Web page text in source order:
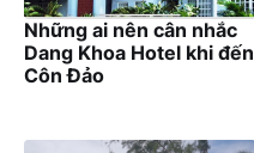
Những ai nên cân nhắc
Dang Khoa Hotel khi đến
Côn Đảo